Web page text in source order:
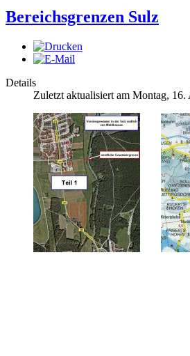
Bereichsgrenzen Sulz
Details
Zuletzt aktualisiert am Montag,